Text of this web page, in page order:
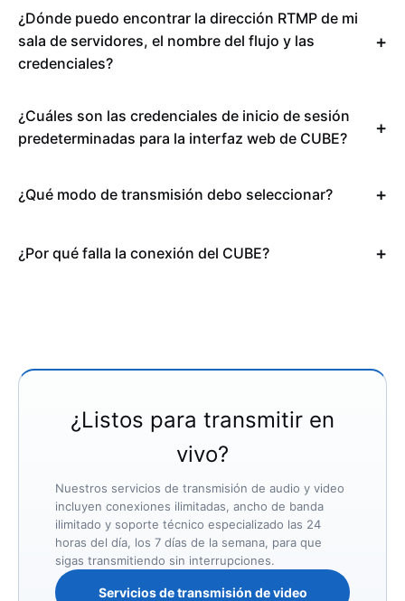
¿Dónde puedo encontrar la dirección RTMP de mi
sala de servidores, el nombre del flujo y las
credenciales?
¿Cuáles son las credenciales de inicio de sesión
predeterminadas para la interfaz web de CUBE?
¿Qué modo de transmisión debo seleccionar?
¿Por qué falla la conexión del CUBE?
¿Listos para transmitir en
vivo?
Nuestros servicios de transmisión de audio y video
incluyen conexiones ilimitadas, ancho de banda
ilimitado y soporte técnico especializado las 24
horas del día, los 7 días de la semana, para que
sigas transmitiendo sin interrupciones.
Servicios de transmisión de video